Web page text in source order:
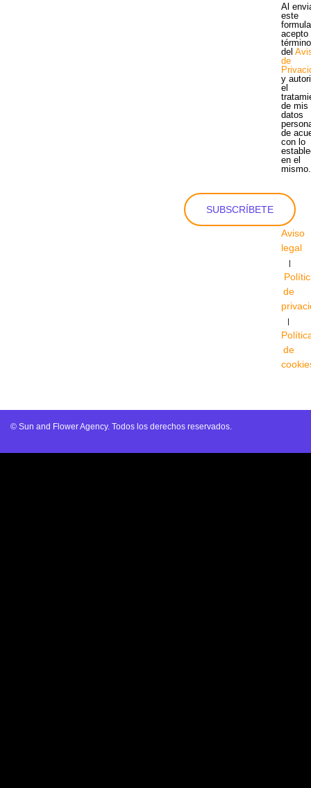
Al
este
acepto
del
de
y
el
de mis
datos
de
con lo
en el
mismo.
SUBSCRÍBETE
Aviso
legal
|
de
|
de
© Sun and Flower Agency. Todos los derechos reservados.